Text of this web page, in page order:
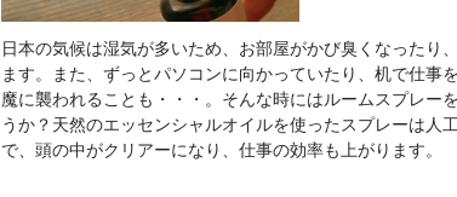
日本の気候は湿気が多いため、お部屋がかび臭くなったり
ます。また、ずっとパソコンに向かっていたり、机で仕事
魔に襲われることも・・・。そんな時にはルームスプレー
うか？天然のエッセンシャルオイルを使ったスプレーは人
で、頭の中がクリアーになり、仕事の効率も上がります。